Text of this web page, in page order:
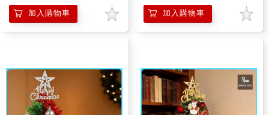
加入購物車 加入購物車